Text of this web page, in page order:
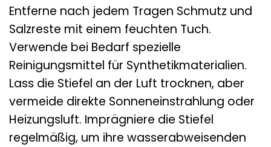
Entferne nach jedem Tragen Schmutz und
Salzreste mit einem feuchten Tuch.
Verwende bei Bedarf spezielle
Reinigungsmittel für Synthetikmaterialien.
Lass die Stiefel an der Luft trocknen, aber
vermeide direkte Sonneneinstrahlung oder
Heizungsluft. Imprägniere die Stiefel
regelmäßig, um ihre wasserabweisenden